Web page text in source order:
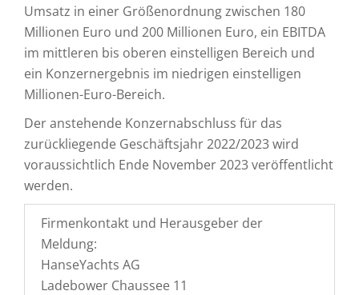
Umsatz in einer Größenordnung zwischen 180
Millionen Euro und 200 Millionen Euro, ein EBITDA
im mittleren bis oberen einstelligen Bereich und
ein Konzernergebnis im niedrigen einstelligen
Millionen-Euro-Bereich.
Der anstehende Konzernabschluss für das
zurückliegende Geschäftsjahr 2022/2023 wird
voraussichtlich Ende November 2023 veröffentlicht
werden.
Firmenkontakt und Herausgeber der
Meldung:
HanseYachts AG
Ladebower Chaussee 11